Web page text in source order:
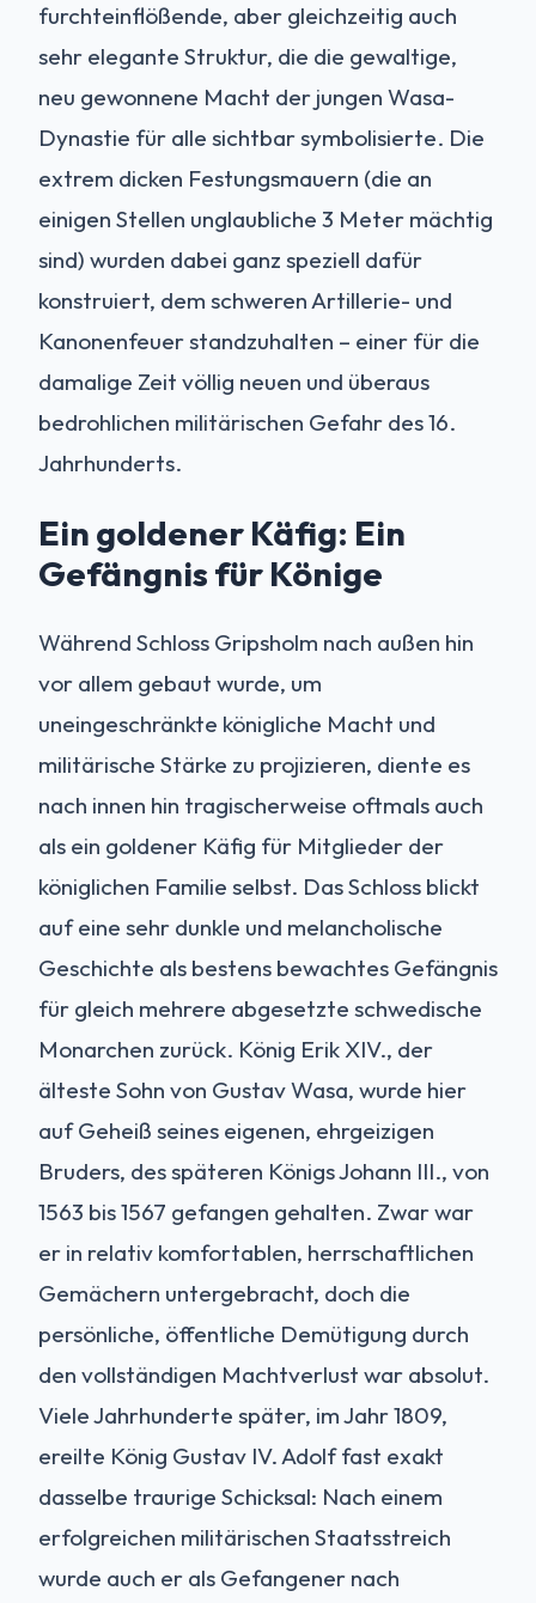
furchteinflößende, aber gleichzeitig auch
sehr elegante Struktur, die die gewaltige,
neu gewonnene Macht der jungen Wasa-
Dynastie für alle sichtbar symbolisierte. Die
extrem dicken Festungsmauern (die an
einigen Stellen unglaubliche 3 Meter mächtig
sind) wurden dabei ganz speziell dafür
konstruiert, dem schweren Artillerie- und
Kanonenfeuer standzuhalten – einer für die
damalige Zeit völlig neuen und überaus
bedrohlichen militärischen Gefahr des 16.
Jahrhunderts.
Ein goldener Käfig: Ein
Gefängnis für Könige
Während Schloss Gripsholm nach außen hin
vor allem gebaut wurde, um
uneingeschränkte königliche Macht und
militärische Stärke zu projizieren, diente es
nach innen hin tragischerweise oftmals auch
als ein goldener Käfig für Mitglieder der
königlichen Familie selbst. Das Schloss blickt
auf eine sehr dunkle und melancholische
Geschichte als bestens bewachtes Gefängnis
für gleich mehrere abgesetzte schwedische
Monarchen zurück. König Erik XIV., der
älteste Sohn von Gustav Wasa, wurde hier
auf Geheiß seines eigenen, ehrgeizigen
Bruders, des späteren Königs Johann III., von
1563 bis 1567 gefangen gehalten. Zwar war
er in relativ komfortablen, herrschaftlichen
Gemächern untergebracht, doch die
persönliche, öffentliche Demütigung durch
den vollständigen Machtverlust war absolut.
Viele Jahrhunderte später, im Jahr 1809,
ereilte König Gustav IV. Adolf fast exakt
dasselbe traurige Schicksal: Nach einem
erfolgreichen militärischen Staatsstreich
wurde auch er als Gefangener nach